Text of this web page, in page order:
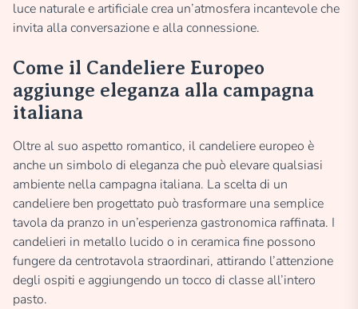
luce naturale e artificiale crea un’atmosfera incantevole che
invita alla conversazione e alla connessione.
Come il Candeliere Europeo
aggiunge eleganza alla campagna
italiana
Oltre al suo aspetto romantico, il candeliere europeo è
anche un simbolo di eleganza che può elevare qualsiasi
ambiente nella campagna italiana. La scelta di un
candeliere ben progettato può trasformare una semplice
tavola da pranzo in un’esperienza gastronomica raffinata. I
candelieri in metallo lucido o in ceramica fine possono
fungere da centrotavola straordinari, attirando l’attenzione
degli ospiti e aggiungendo un tocco di classe all’intero
pasto.